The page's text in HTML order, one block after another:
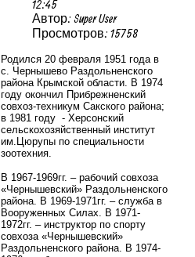
12:45
Автор: Super User
Просмотров: 15758
Родился 20 февраля 1951 года в
с. Чернышево Раздольненского
района Крымской области. В 1974
году окончил Прибрежненский
совхоз-техникум Сакского района;
в 1981 году - Херсонский
сельскохозяйственный институт
им.Цюрупы по специальности
зоотехния.
В 1967-1969гг. – рабочий совхоза
«Чернышевский» Раздольненского
района. В 1969-1971гг. – служба в
Вооруженных Силах. В 1971-
1972гг. – инструктор по спорту
совхоза «Чернышевский»
Раздольненского района. В 1974-